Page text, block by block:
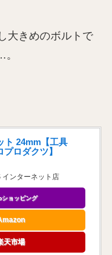
大きめのボルトで
ト 24mm【工具
ロダクツ】
ンターネット店
ショッピング
天市場